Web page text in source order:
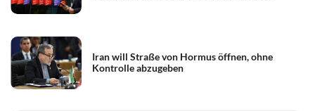
Iran will Straße von Hormus öffnen, ohne
Kontrolle abzugeben